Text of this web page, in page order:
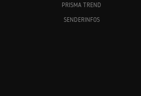
PRISMA TREND
SENDERINFOS